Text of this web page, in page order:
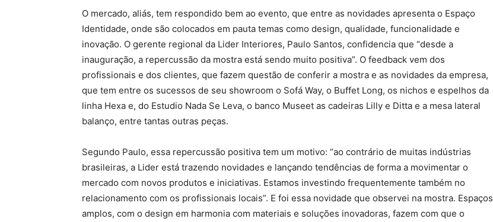
O mercado, aliás, tem respondido bem ao evento, que entre as novidades apresenta o Espaço
Identidade, onde são colocados em pauta temas como design, qualidade, funcionalidade e
inovação. O gerente regional da Lider Interiores, Paulo Santos, confidencia que “desde a
inauguração, a repercussão da mostra está sendo muito positiva”. O feedback vem dos
profissionais e dos clientes, que fazem questão de conferir a mostra e as novidades da empresa,
que tem entre os sucessos de seu showroom o Sofá Way, o Buffet Long, os nichos e espelhos da
linha Hexa e, do Estudio Nada Se Leva, o banco Museet as cadeiras Lilly e Ditta e a mesa lateral
balanço, entre tantas outras peças.
Segundo Paulo, essa repercussão positiva tem um motivo: “ao contrário de muitas indústrias
brasileiras, a Lider está trazendo novidades e lançando tendências de forma a movimentar o
mercado com novos produtos e iniciativas. Estamos investindo frequentemente também no
relacionamento com os profissionais locais”. E foi essa novidade que observei na mostra. Espaços
amplos, com o design em harmonia com materiais e soluções inovadoras, fazem com que o